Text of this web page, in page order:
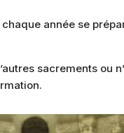
année se
sacrements ou